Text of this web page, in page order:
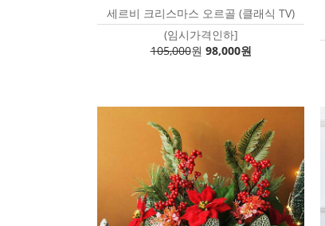
세르비 크리스마스 오르골 (클래식 TV)
(임시가격인하]
105,000원 98,000원